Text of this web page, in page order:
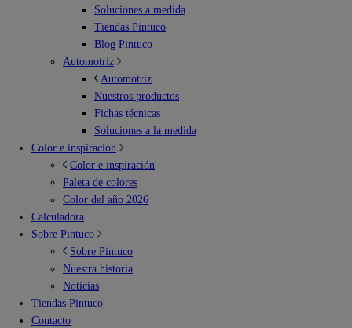
Soluciones a medida
Tiendas Pintuco
Blog Pintuco
Automotriz
Automotriz
Nuestros productos
Fichas técnicas
Soluciones a la medida
Color e inspiración
Color e inspiración
Paleta de colores
Color del año 2026
Calculadora
Sobre Pintuco
Sobre Pintuco
Nuestra historia
Noticias
Tiendas Pintuco
Contacto